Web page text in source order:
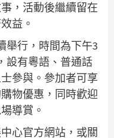
，活動後繼續留在
益。
舉行，時間為下午3
設有粵語、普通話
參與。參加者可享
物優惠，同時歡迎
導賞。
心官方網站，或關